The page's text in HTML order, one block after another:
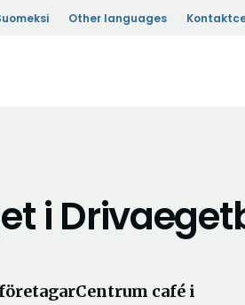
Other languages
i
café i